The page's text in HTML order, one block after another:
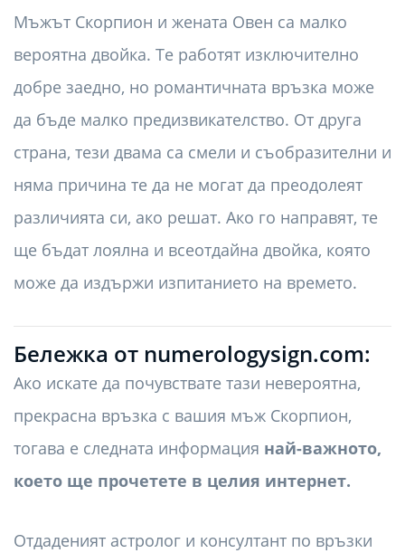
Мъжът Скорпион и жената Овен са малко
вероятна двойка. Те работят изключително
добре заедно, но романтичната връзка може
да бъде малко предизвикателство. От друга
страна, тези двама са смели и съобразителни и
няма причина те да не могат да преодолеят
различията си, ако решат. Ако го направят, те
ще бъдат лоялна и всеотдайна двойка, която
може да издържи изпитанието на времето.
Бележка от numerologysign.com:
Ако искате да почувствате тази невероятна,
прекрасна връзка с вашия мъж Скорпион,
тогава е следната информация най-важното,
което ще прочетете в целия интернет.
Отдаденият астролог и консултант по връзки